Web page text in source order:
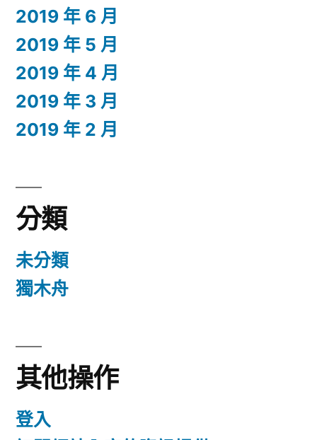
2019 年 6 月
2019 年 5 月
2019 年 4 月
2019 年 3 月
2019 年 2 月
分類
未分類
獨木舟
其他操作
登入